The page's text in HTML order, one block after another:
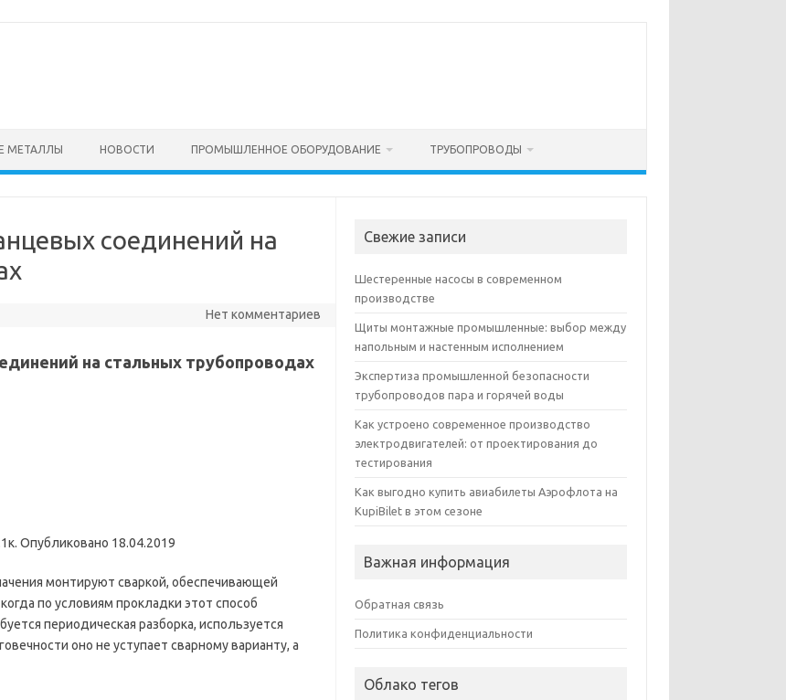
МЕТАЛЛЫ НОВОСТИ ПРОМЫШЛЕННОЕ ОБОРУДОВАНИЕ ТРУБОПРОВОДЫ
соединений на
Нет комментариев
на стальных трубопроводах
Опубликовано 18.04.2019
монтируют сваркой, обеспечивающей
по условиям прокладки этот способ
периодическая разборка, используется
оно не уступает сварному варианту, а
Свежие записи
Шестеренные насосы в современном
производстве
Щиты монтажные промышленные: выбор между
напольным и настенным исполнением
Экспертиза промышленной безопасности
трубопроводов пара и горячей воды
Как устроено современное производство
электродвигателей: от проектирования до
тестирования
Как выгодно купить авиабилеты Аэрофлота на
KupiBilet в этом сезоне
Важная информация
Обратная связь
Политика конфиденциальности
Облако тегов